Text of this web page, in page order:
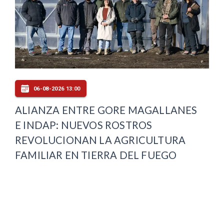
06-08-2026 13:00
ALIANZA ENTRE GORE MAGALLANES
E INDAP: NUEVOS ROSTROS
REVOLUCIONAN LA AGRICULTURA
FAMILIAR EN TIERRA DEL FUEGO